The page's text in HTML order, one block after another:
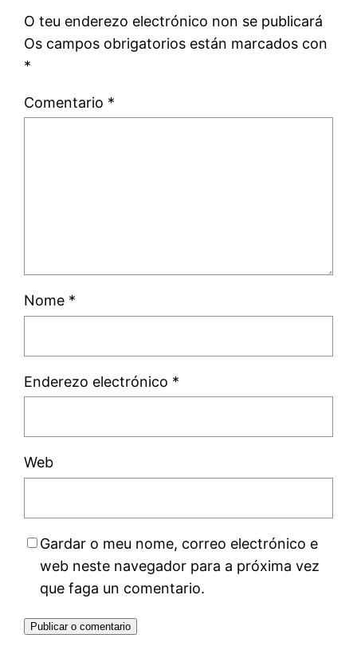
O teu enderezo electrónico non se publicará
Os campos obrigatorios están marcados con
*
Comentario *
Nome *
Enderezo electrónico *
Web
Gardar o meu nome, correo electrónico e
web neste navegador para a próxima vez
que faga un comentario.